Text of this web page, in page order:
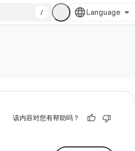
/
该内容对您有帮助吗？